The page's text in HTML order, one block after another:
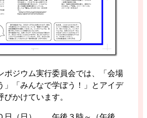
ポジウム実行委員会では、「会場
」「みんなで学ぼう！」とアイデ
びかけています。